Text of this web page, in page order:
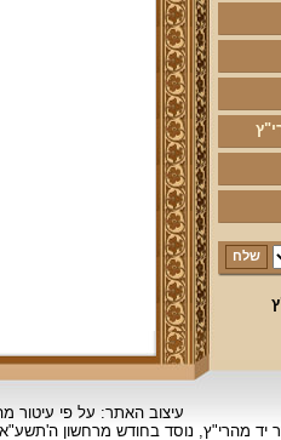
עיצוב האתר: על פי עיטור
יד מהרי"ץ, נוסד בחודש מרחשוןה'תשע"א 5771 לבריאת העולם, ב'שכ"ב 2322 לשטרות, 2010